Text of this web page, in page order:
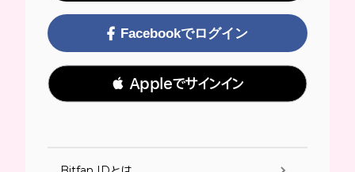
Facebookでログイン
 Appleでサインイン